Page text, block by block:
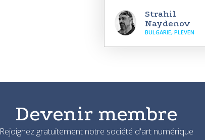
Strahil
Naydenov
BULGARIE, PLEVEN
Devenir membre
Rejoignez gratuitement notre société d'art numérique